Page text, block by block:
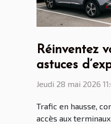
Réinventez
astuces
parking
Jeudi 28 mai 2026
Trafic en hausse,
accès aux